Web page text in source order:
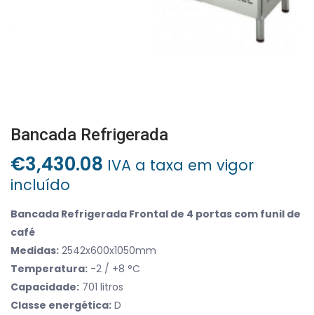
Bancada Refrigerada
€3,430.08 IVA a taxa em vigor
incluído
Bancada Refrigerada Frontal de 4 portas com funil de
café
Medidas: 2542x600x1050mm
Temperatura: -2 / +8 °C
Capacidade: 701 litros
Classe energética: D